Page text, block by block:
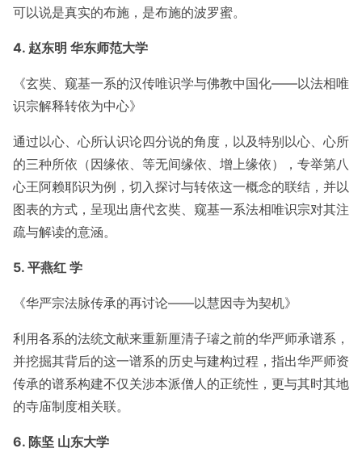
可以说是真实的布施，是布施的波罗蜜。
4. 赵东明 华东师范大学
《玄奘、窥基一系的汉传唯识学与佛教中国化——以法相唯
识宗解释转依为中心》
通过以心、心所认识论四分说的角度，以及特别以心、心所
的三种所依（因缘依、等无间缘依、增上缘依），专举第八
心王阿赖耶识为例，切入探讨与转依这一概念的联结，并以
图表的方式，呈现出唐代玄奘、窥基一系法相唯识宗对其注
疏与解读的意涵。
5. 平燕红 学
《华严宗法脉传承的再讨论——以慧因寺为契机》
利用各系的法统文献来重新厘清子璿之前的华严师承谱系，
并挖掘其背后的这一谱系的历史与建构过程，指出华严师资
传承的谱系构建不仅关涉本派僧人的正统性，更与其时其地
的寺庙制度相关联。
6. 陈坚 山东大学